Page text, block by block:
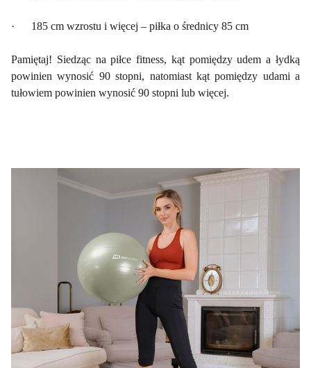
· 185 cm wzrostu i więcej – piłka o średnicy 85 cm
Pamiętaj! Siedząc na piłce fitness, kąt pomiędzy udem a łydką
powinien wynosić 90 stopni, natomiast kąt pomiędzy udami a
tułowiem powinien wynosić 90 stopni lub więcej.